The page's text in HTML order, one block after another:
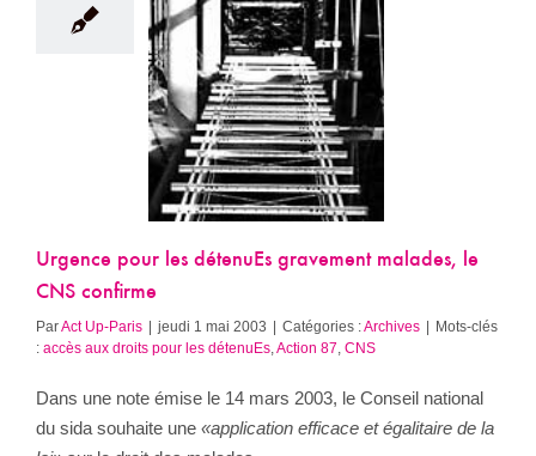
pour les
Urgence pour les détenuEs gravement malades, le
CNS confirme
ParAct Up-Paris jeudi 1 mai 2003 Catégories :Archives
Mots-clés
: accès aux droits pour les détenuEs,Action 87, CNS
Dans une note émise le 14 mars 2003, le Conseil national
du sida souhaite une «application efficace et égalitaire de la